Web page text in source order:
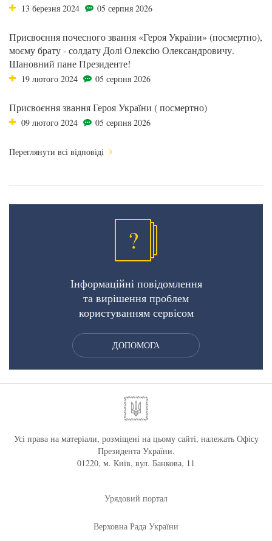
13 березня 2024 05 серпня 2026
Присвоєння почесного звання «Героя України» (посмертно),
моєму брату - солдату Долі Олексію Олександровичу.
Шановний пане Президенте!
19 лютого 2024 05 серпня 2026
Присвоєння звання Героя України ( посмертно)
09 лютого 2024 05 серпня 2026
Переглянути всі відповіді
?
Інформаційні повідомлення
та вирішення проблем
користуванням сервісом
ДОПОМОГА
Усі права на матеріали, розміщені на цьому сайті, належать Офісу
Президента України.
01220, м. Київ, вул. Банкова, 11
Урядовий портал
Верховна Рада України